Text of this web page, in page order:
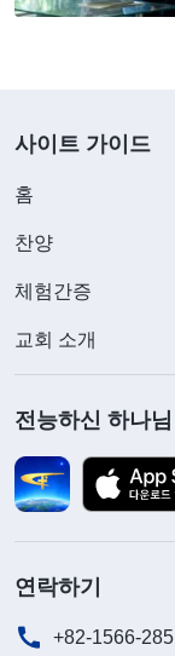
사이트 가이드
홈
찬양
체험간증
교회 소개
전능하신 하나
연락하기
+82-1566-